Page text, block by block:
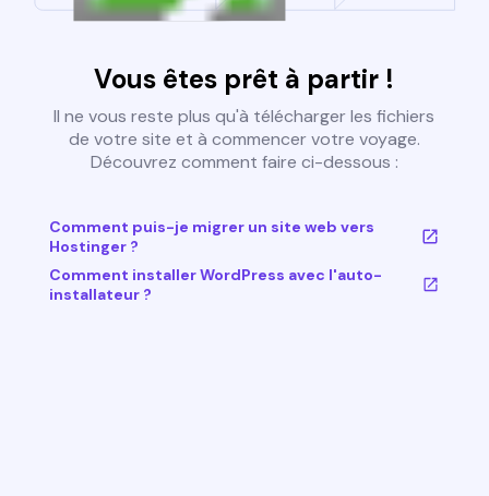
Vous êtes prêt à partir !
Il ne vous reste plus qu'à télécharger les fichiers
de votre site et à commencer votre voyage.
Découvrez comment faire ci-dessous :
Comment puis-je migrer un site web vers
Hostinger ?
Comment installer WordPress avec l'auto-
installateur ?